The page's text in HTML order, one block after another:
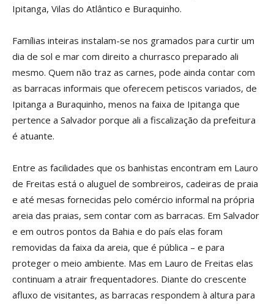
Ipitanga, Vilas do Atlântico e Buraquinho.
Famílias inteiras instalam-se nos gramados para curtir um
dia de sol e mar com direito a churrasco preparado ali
mesmo. Quem não traz as carnes, pode ainda contar com
as barracas informais que oferecem petiscos variados, de
Ipitanga a Buraquinho, menos na faixa de Ipitanga que
pertence a Salvador porque ali a fiscalização da prefeitura
é atuante.
Entre as facilidades que os banhistas encontram em Lauro
de Freitas está o aluguel de sombreiros, cadeiras de praia
e até mesas fornecidas pelo comércio informal na própria
areia das praias, sem contar com as barracas. Em Salvador
e em outros pontos da Bahia e do país elas foram
removidas da faixa da areia, que é pública – e para
proteger o meio ambiente. Mas em Lauro de Freitas elas
continuam a atrair frequentadores. Diante do crescente
afluxo de visitantes, as barracas respondem à altura para